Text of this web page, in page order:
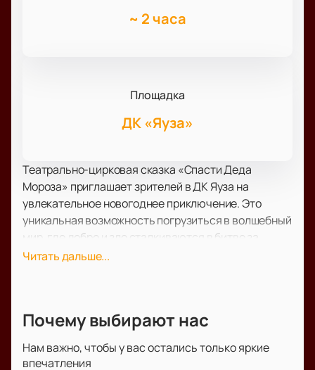
~ 2 часа
Площадка
ДК «Яуза»
Театрально-цирковая сказка «Спасти Деда
Мороза» приглашает зрителей в ДК Яуза на
увлекательное новогоднее приключение. Это
уникальная возможность погрузиться в волшебный
мир, где добро и зло сталкиваются в битве за
Новый год. Сюжет рассказывает о том, как Баба
Снегурочке и Снеговикам, чтобы распутать эту
В постановке участвуют талантливые актеры
Читать дальше...
Почему выбирают нас
Нам важно, чтобы у вас остались только яркие
впечатления